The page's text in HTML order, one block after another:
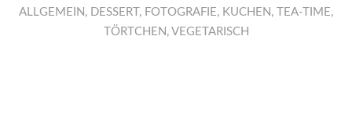
ALLGEMEIN , DESSERT , FOTOGRAFIE, KUCHEN , TEA-TIME,
TÖRTCHEN , VEGETARISCH